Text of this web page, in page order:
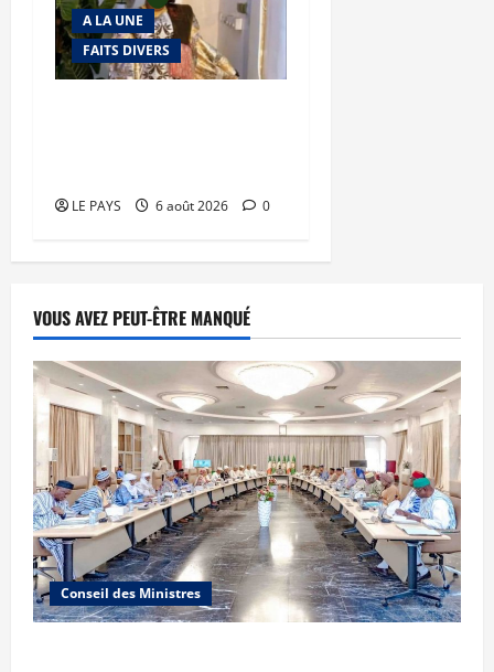
A LA UNE
FAITS DIVERS
LE PAYS 6 août 2026 0
VOUS AVEZ PEUT-ÊTRE MANQUÉ
Conseil des Ministres